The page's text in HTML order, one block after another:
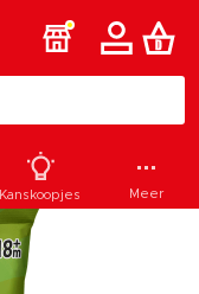
Kanskoopjes Meer